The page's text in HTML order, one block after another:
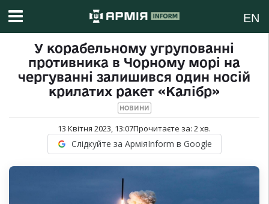
EN
У корабельному угрупованні
противника в Чорному морі на
чергуванні залишився один носій
крилатих ракет «Калібр»
НОВИНИ
13 Квітня 2023, 13:07Прочитаєте за: 2хв.
Слідкуйте за АрміяInform в Google